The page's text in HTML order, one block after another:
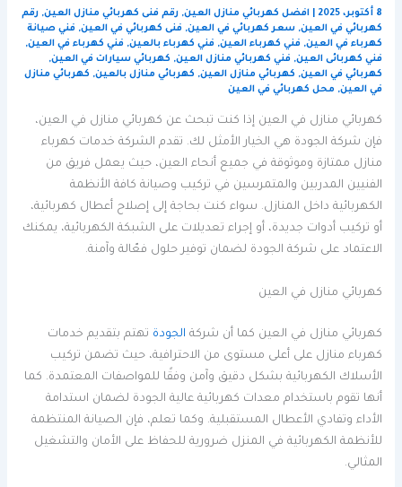
8 أكتوبر، 2025 |افضل كهربائي منازل العين,رقم فنى كهربائي منازل العين,رقم
كهربائي في العين,سعر كهربائي في العين,فنى كهربائي في العين,فني صيانة
كهرباء في العين,فني كهرباء العين,فني كهرباء بالعين,فني كهرباء في العين,
فني كهربائى العين,فني كهربائي منازل العين,كهربائي سيارات في العين,
كهربائي في العين,كهربائي منازل العين,كهربائي منازل بالعين,كهربائي منازل
في العين, محل كهربائي في العين
كهربائي منازل في العين إذا كنت تبحث عن كهربائي منازل في العين،
فإن شركة الجودة هي الخيار الأمثل لك. تقدم الشركة خدمات كهرباء
منازل ممتازة وموثوقة في جميع أنحاء العين، حيث يعمل فريق من
الفنيين المدربين والمتمرسين في تركيب وصيانة كافة الأنظمة
الكهربائية داخل المنازل. سواء كنت بحاجة إلى إصلاح أعطال كهربائية،
أو تركيب أدوات جديدة، أو إجراء تعديلات على الشبكة الكهربائية، يمكنك
الاعتماد على شركة الجودة لضمان توفير حلول فعّالة وآمنة.
كهربائي منازل في العين
كهربائي منازل في العين كما أن شركة الجودة تهتم بتقديم خدمات
كهرباء منازل على أعلى مستوى من الاحترافية، حيث تضمن تركيب
الأسلاك الكهربائية بشكل دقيق وآمن وفقًا للمواصفات المعتمدة. كما
أنها تقوم باستخدام معدات كهربائية عالية الجودة لضمان استدامة
الأداء وتفادي الأعطال المستقبلية. وكما تعلم، فإن الصيانة المنتظمة
للأنظمة الكهربائية في المنزل ضرورية للحفاظ على الأمان والتشغيل
المثالي.